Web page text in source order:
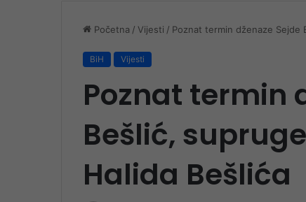
Početna / Vijesti / Poznat termin dženaze Sejde
BiH Vijesti
Poznat termin
Bešlić,
Halida Bešlića